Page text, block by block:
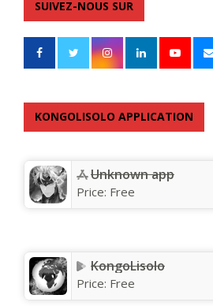
SUIVEZ-NOUS SUR
KONGOLISOLO APPLICATION
Unknown app
Price: Free
KongoLisolo
Price: Free